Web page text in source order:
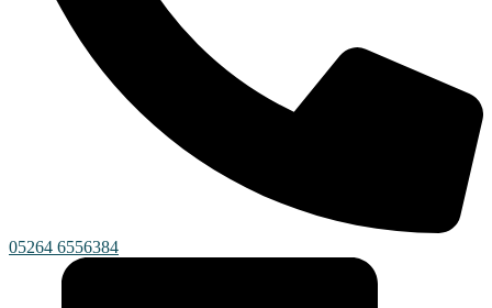
05264 6556384